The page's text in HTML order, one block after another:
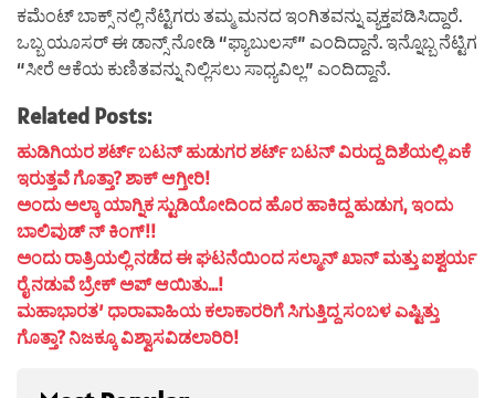
ಕಮೆಂಟ್ ಬಾಕ್ಸ್ ನಲ್ಲಿ ನೆಟ್ಟಿಗರು ತಮ್ಮ ಮನದ ಇಂಗಿತವನ್ನು ವ್ಯಕ್ತಪಡಿಸಿದ್ದಾರೆ.
ಒಬ್ಬ ಯೂಸರ್ ಈ ಡಾನ್ಸ್ ನೋಡಿ “ಫ್ಯಾಬುಲಸ್” ಎಂದಿದ್ದಾನೆ. ಇನ್ನೊಬ್ಬ ನೆಟ್ಟಿಗ
“ಸೀರೆ ಆಕೆಯ ಕುಣಿತವನ್ನು ನಿಲ್ಲಿಸಲು ಸಾಧ್ಯವಿಲ್ಲ” ಎಂದಿದ್ದಾನೆ.
Related Posts:
ಹುಡಿಗಿಯರ ಶರ್ಟ್ ಬಟನ್ ಹುಡುಗರ ಶರ್ಟ್ ಬಟನ್ ವಿರುದ್ದ ದಿಶೆಯಲ್ಲಿ ಏಕೆ
ಇರುತ್ತವೆ ಗೊತ್ತಾ? ಶಾಕ್ ಆಗ್ತೀರಿ!
ಅಂದು ಅಲ್ಕಾ ಯಾಗ್ನಿಕ ಸ್ಟುಡಿಯೋದಿಂದ ಹೊರ ಹಾಕಿದ್ದ ಹುಡುಗ, ಇಂದು
ಬಾಲಿವುಡ್ ನ್ ಕಿಂಗ್!!
ಅಂದು ರಾತ್ರಿಯಲ್ಲಿ ನಡೆದ ಈ ಘಟನೆಯಿಂದ ಸಲ್ಮಾನ್ ಖಾನ್ ಮತ್ತು ಐಶ್ವರ್ಯ
ರೈ ನಡುವೆ ಬ್ರೇಕ್ ಅಪ್ ಆಯಿತು…!
ಮಹಾಭಾರತ’ ಧಾರಾವಾಹಿಯ ಕಲಾಕಾರರಿಗೆ ಸಿಗುತ್ತಿದ್ದ ಸಂಬಳ ಎಷ್ಟಿತ್ತು
ಗೊತ್ತಾ? ನಿಜಕ್ಕೂ ವಿಶ್ವಾಸವಿಡಲಾರಿರಿ!